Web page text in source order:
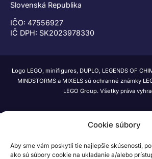
Cookie súbory
Aby sme vám poskytli tie najlepšie skúsenosti,
ako sú súbory cookie na ukladanie a/alebo
Slovenská Republika
IČO: 47556927
IČ DPH: SK2023978330
Logo LEGO, minifigures, DUPLO, LEGENDS OF
MINDSTORMS a MIXELS sú ochranné známky
LEGO Group. Všetky práva